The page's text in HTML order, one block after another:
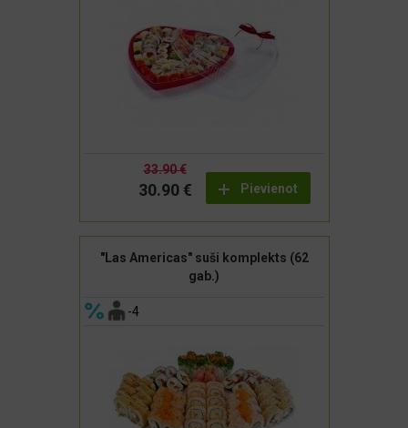
Pievienot
33.90 €
30.90 €
"Las Americas" suši komplekts (62
gab.)
-4